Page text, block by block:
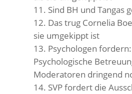
Sind BH und Tangas
Das trug Cornelia
sie umgekippt ist
Psychologen fordern:
Psychologische
Moderatoren dringend
SVP fordert die